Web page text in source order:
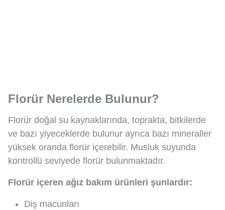
Florür Nerelerde Bulunur?
Florür doğal su kaynaklarında, toprakta, bitkilerde
ve bazı yiyeceklerde bulunur ayrıca bazı mineraller
yüksek oranda florür içerebilir. Musluk suyunda
kontrollü seviyede florür bulunmaktadır.
Florür içeren ağız bakım ürünleri şunlardır:
Diş macunları